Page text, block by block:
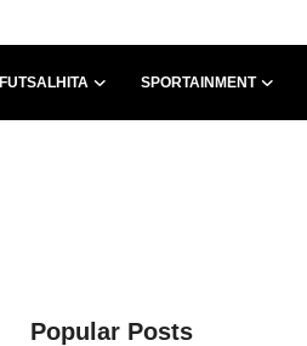
FUTSALHITA SPORTAINMENT
Popular Posts